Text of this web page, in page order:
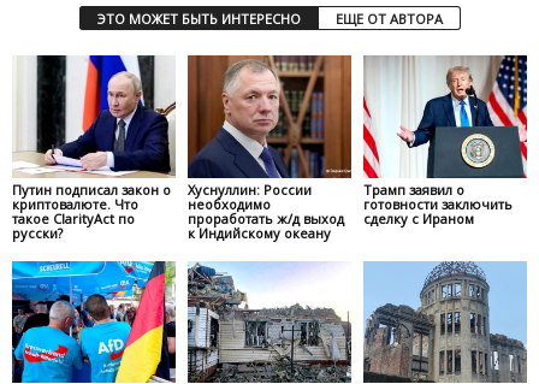
ЭТО МОЖЕТ БЫТЬ ИНТЕРЕСНО ЕЩЕ ОТ АВТОРА
Путин подписал закон о
криптовалюте. Что
такое ClarityAct по
русски?
Хуснуллин: России
необходимо
проработать ж/д выход
к Индийскому океану
Трамп заявил о
готовности заключить
сделку с Ираном